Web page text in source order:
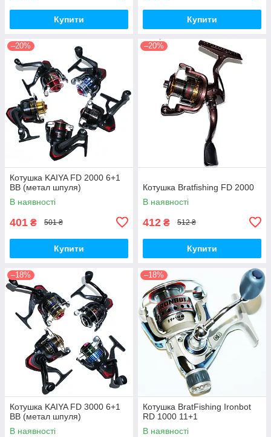
Купити Купити
–20%
Котушка KAIYA FD 2000 6+1
BB (метал шпуля)
В наявності
401 ₴ 501 ₴
Купити
–20%
Котушка Bratfishing FD 2000
В наявності
412 ₴ 512 ₴
Купити
–18%
Котушка KAIYA FD 3000 6+1
BB (метал шпуля)
В наявності
–18%
Котушка BratFishing Ironbot
RD 1000 11+1
В наявності